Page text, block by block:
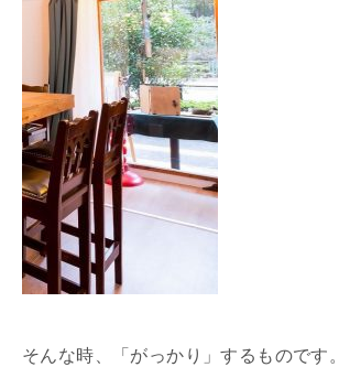
そんな時、「がっかり」するものです。